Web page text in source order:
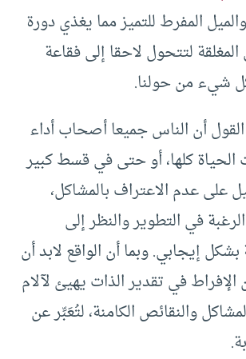
المفرط للتميز مما يغذي دورة
لتتحول لاحقا إلى فقاعة
شيء من حولنا.
أن الناس جميعا أصحاب أداء
كلها، أو حتى في قسط كبير
على عدم الاعتراف بالمشاكل،
في التطوير والنظر إلى
إيجابي. وبما أن الواقع لابد أن
في تقدير الذات يهيئ لآلام
والنقائص الكامنة، لتُعَبِّر عن